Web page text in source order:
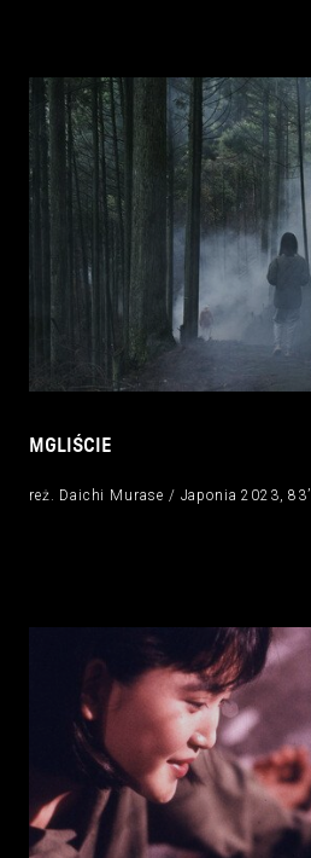
MGLIŚCIE
reż. Daichi Murase / Japonia 2023, 83’